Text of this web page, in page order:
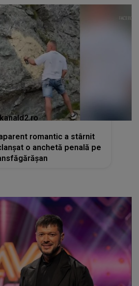
kanald2.ro
romantic a stârnit
o anchetă penală pe